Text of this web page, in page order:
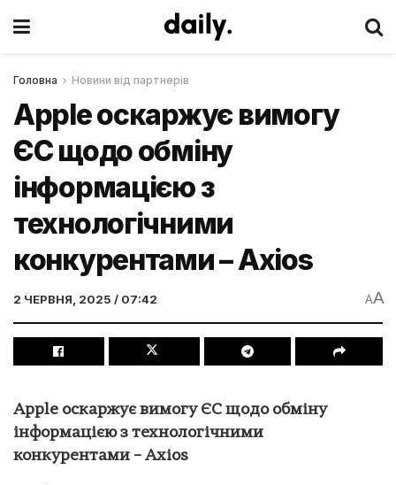
Головна Новини від партнерів
Apple оскаржує вимогу
ЄС щодо обміну
інформацією з
технологічними
конкурентами – Axios
2 ЧЕРВНЯ, 2025 / 07:42 AA
Apple оскаржує вимогу ЄС щодо обміну
інформацією з технологічними
конкурентами – Axios